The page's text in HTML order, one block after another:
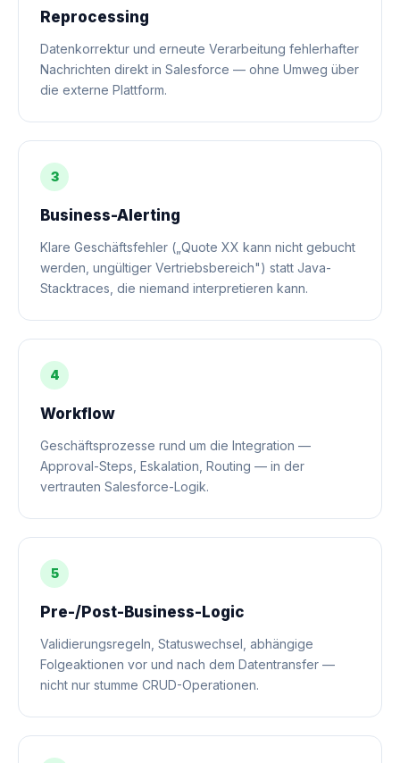
Reprocessing
Datenkorrektur und erneute Verarbeitung fehlerhafter
Nachrichten direkt in Salesforce — ohne Umweg über
die externe Plattform.
3
Business-Alerting
Klare Geschäftsfehler („Quote XX kann nicht gebucht
werden, ungültiger Vertriebsbereich") statt Java-
Stacktraces, die niemand interpretieren kann.
4
Workflow
Geschäftsprozesse rund um die Integration —
Approval-Steps, Eskalation, Routing — in der
vertrauten Salesforce-Logik.
5
Pre-/Post-Business-Logic
Validierungsregeln, Statuswechsel, abhängige
Folgeaktionen vor und nach dem Datentransfer —
nicht nur stumme CRUD-Operationen.